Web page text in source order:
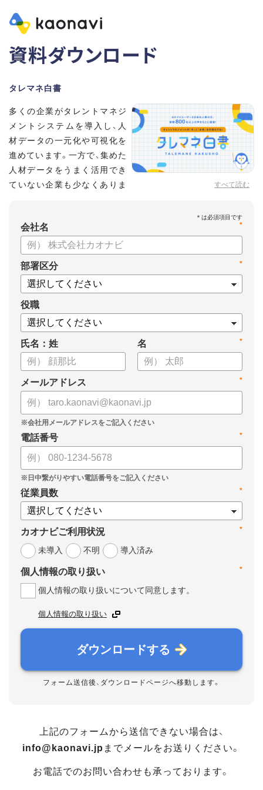
資料ダウンロード
タレマネ白書
すべて読む
多くの企業がタレントマネジ
メントシステムを導入し、人
材データの一元化や可視化を
進めています。一方で、集めた
人材データをうまく活用でき
ていない企業も少なくありま
こうした実情をふまえ、システム導入有無に留まらず、活用状
況や成果を明らかにすべく調査いたしました。
【資料の内容】
・タレントマネジメント推進の事業戦略貢献度
・タレントマネジメントシステム導入の手応え
・人事担当者以外でのカオナビ利用比率
これからのタレントマネジメントが目指すべき指針の参考と
して、ぜひお役立てください。
*
会社名
*
部署区分
役職
氏名：姓 *
名
*
メールアドレス
*
電話番号
*
従業員数
*
カオナビご利用状況
未導入
不明 導入済み
*
個人情報の取り扱い
個人情報の取り扱いについて同意します。
個人情報の取り扱い
ダウンロードする
フォーム送信後、ダウンロードページへ移動します。
上記のフォームから送信できない場合は、
info@kaonavi.jp までメールをお送りください。
お電話でのお問い合わせも承っております。